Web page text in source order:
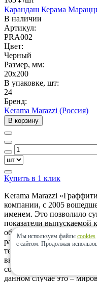
Карандаш Керама
В наличии
Артикул:
PRA002
Цвет:
Черный
Размер, мм:
20x200
В упаковке, шт:
24
Бренд:
Kerama Marazzi (Россия)
В корзину
Купить в 1 клик
Kerama Marazzi
компании, с 2005
именем. Это позволило
показатели выпускаемой
обновляют техническое
разработки из Европы.
территории нашей
ввозимые из-за границы
создавать коллекции,
данном случае это –
Мы используем файлы cookies
с сайтом. Продолжая